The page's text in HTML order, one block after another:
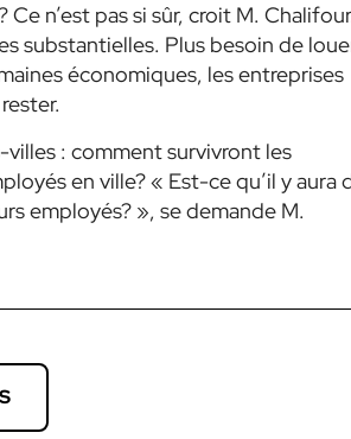
n’est pas si sûr, croit M.
substantielles. Plus besoin de
économiques, les entreprises
villes : comment survivront les
en ville?« Est-ce qu’il y aura
employés? », se demande M.